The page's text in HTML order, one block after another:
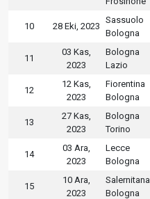
10 28 Eki, 2023
Sassuolo
Bologna
11
03 Kas,
2023
Bologna
Lazio
12
12 Kas,
2023
Fiorentina
Bologna
13
27 Kas,
2023
Bologna
Torino
14
03 Ara,
2023
Lecce
Bologna
15
10 Ara,
2023
Salernitana
Bologna